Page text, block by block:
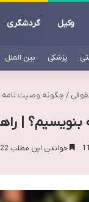
وکیل گردشگری
پزشکی بین الملل
/ چگونه وصیت نامه
|
خواندن این مطلب 22 دقیقه زمان میبرد